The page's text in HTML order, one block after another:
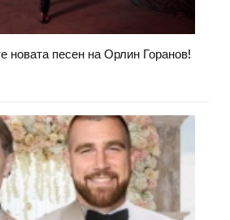
новата песен на Орлин Горанов!